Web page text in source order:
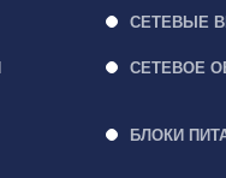
СЕТЕВЫЕ
СЕТЕВОЕ
БЛОКИ